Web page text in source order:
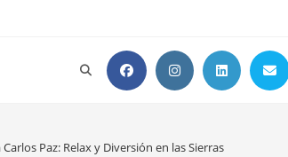
Alternar
Carlos Paz: Relax y Diversión en las Sierras